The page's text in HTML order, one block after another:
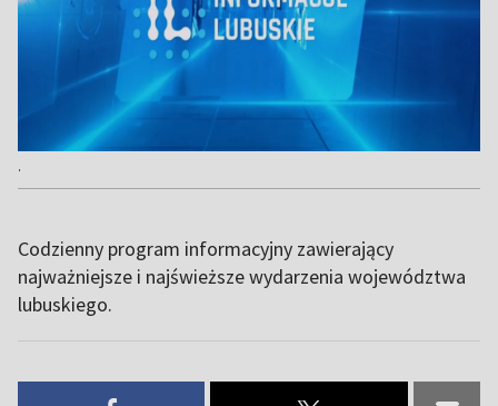
.
Codzienny program informacyjny zawierający
najważniejsze i najświeższe wydarzenia województwa
lubuskiego.